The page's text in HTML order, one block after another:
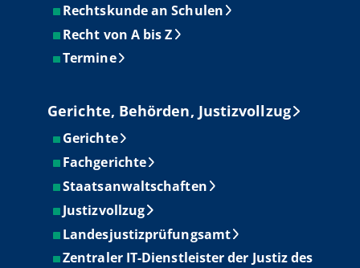
Rechtskunde an Schulen
Recht von A bis Z
Termine
Gerichte, Behörden, Justizvollzug
Gerichte
Fachgerichte
Staatsanwaltschaften
Justizvollzug
Landesjustizprüfungsamt
Zentraler IT-Dienstleister der Justiz des